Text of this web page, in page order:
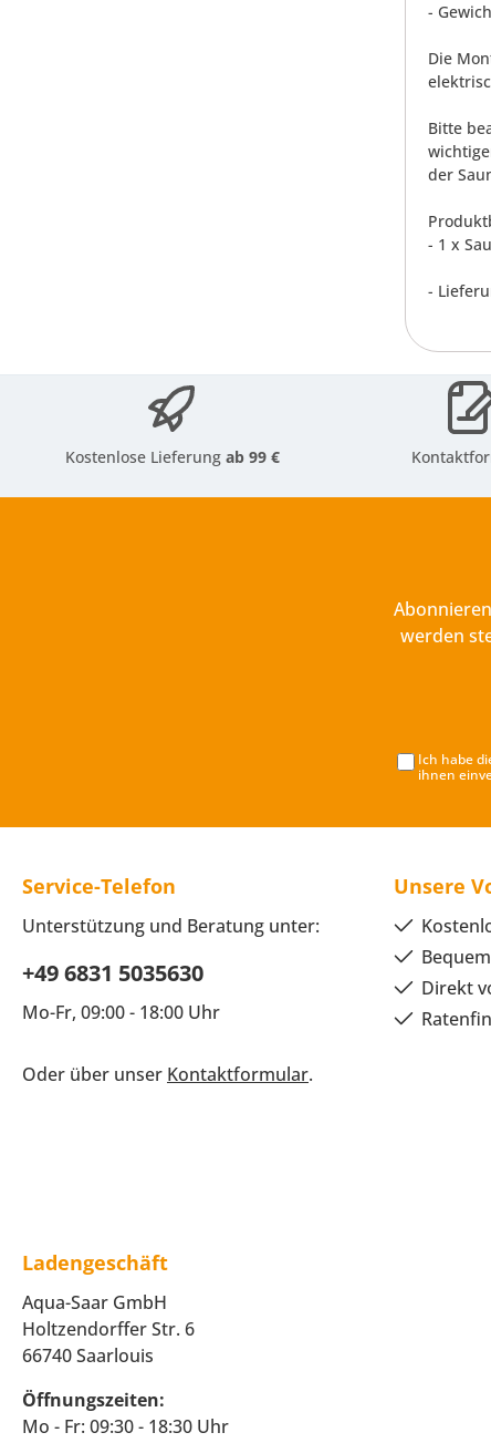
-
Die
Bitte
der
- 1 x
-
Kostenlose Lieferungab 99 €
werden
Ich habe
ihnen
Service-Telefon
Unterstützung und Beratung unter:
+49 6831 5035630
Mo-Fr, 09:00 - 18:00 Uhr
Oder über unser Kontaktformular.
Unsere
Direkt
Ladengeschäft
Aqua-Saar GmbH
Holtzendorffer Str. 6
66740 Saarlouis
Öffnungszeiten:
Mo - Fr: 09:30 - 18:30 Uhr